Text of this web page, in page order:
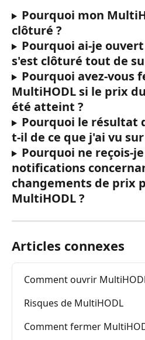
Pourquoi mon
clôturé ?
Pourquoi ai-je
s'est clôturé tout de
Pourquoi avez-vous
MultiHODL si le prix
été atteint ?
Pourquoi le résultat
t-il de ce que j'ai vu
Pourquoi ne reçois-
notifications
changements de prix
MultiHODL ?
Articles connexes
Comment ouvrir
Risques de MultiHODL
Comment fermer